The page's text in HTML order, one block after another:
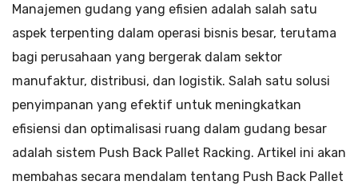
Manajemen gudang yang efisien adalah salah satu
aspek terpenting dalam operasi bisnis besar, terutama
bagi perusahaan yang bergerak dalam sektor
manufaktur, distribusi, dan logistik. Salah satu solusi
penyimpanan yang efektif untuk meningkatkan
efisiensi dan optimalisasi ruang dalam gudang besar
adalah sistem Push Back Pallet Racking. Artikel ini akan
membahas secara mendalam tentang Push Back Pallet